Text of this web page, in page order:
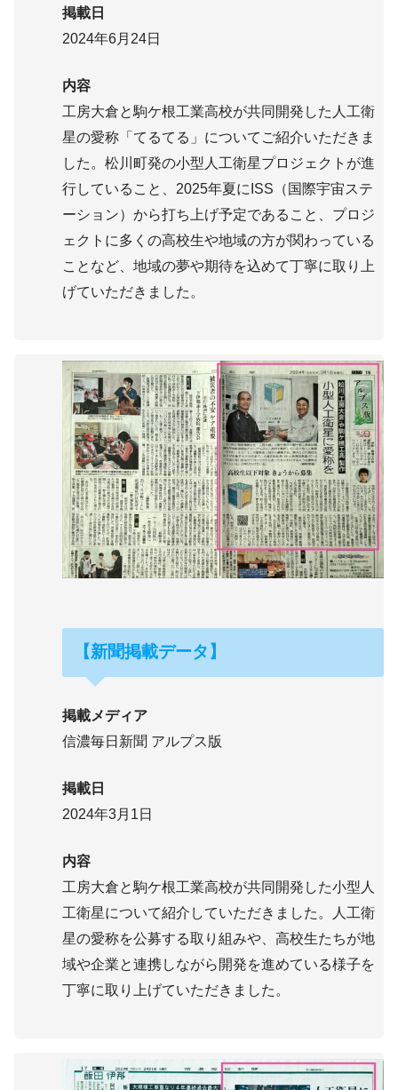
掲載日
2024年6月24日
内容
工房大倉と駒ケ根工業高校が共同開発した人工衛
星の愛称「てるてる」についてご紹介いただきま
した。松川町発の小型人工衛星プロジェクトが進
行していること、2025年夏にISS（国際宇宙ステ
ーション）から打ち上げ予定であること、プロジ
ェクトに多くの高校生や地域の方が関わっている
ことなど、地域の夢や期待を込めて丁寧に取り上
げていただきました。
【新聞掲載データ】
掲載メディア
信濃毎日新聞 アルプス版
掲載日
2024年3月1日
内容
工房大倉と駒ケ根工業高校が共同開発した小型人
工衛星について紹介していただきました。人工衛
星の愛称を公募する取り組みや、高校生たちが地
域や企業と連携しながら開発を進めている様子を
丁寧に取り上げていただきました。